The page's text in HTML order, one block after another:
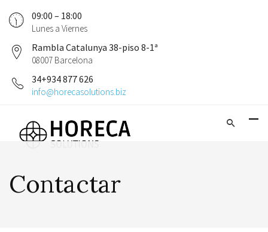
09:00 – 18:00
Lunes a Viernes
Rambla Catalunya 38-piso 8-1ª
08007 Barcelona
34+934 877 626
info@horecasolutions.biz
Contactar